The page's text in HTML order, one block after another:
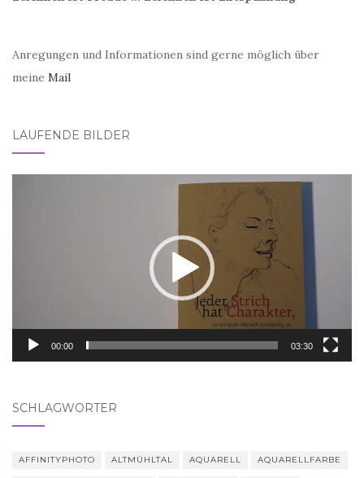
Anregungen und Informationen sind gerne möglich über
meine Mail
LAUFENDE BILDER
00:00 03:30
SCHLAGWÖRTER
AFFINITYPHOTO ALTMÜHLTAL AQUARELL AQUARELLFARBE